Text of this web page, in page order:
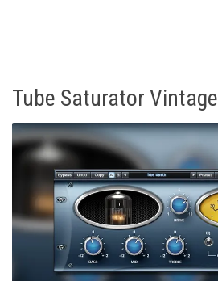
Tube Saturator Vintage